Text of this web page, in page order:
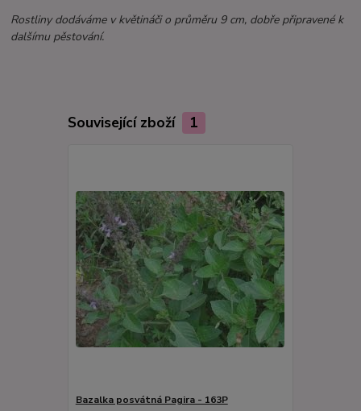
Rostliny dodáváme v květináči o průměru 9 cm, dobře připravené k
dalšímu pěstování.
Související zboží 1
Bazalka posvátná Pagira - 163P